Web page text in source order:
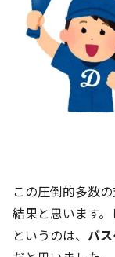
この圧倒的多数
結果と思います
というのは、 バ